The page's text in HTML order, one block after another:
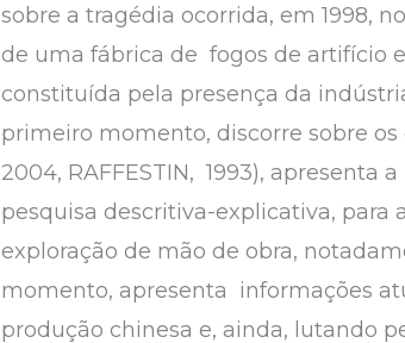
sobre a tragédia ocorrida, em 1998,
de uma fábrica de fogos de artifício
constituída pela presença da
primeiro momento, discorre sobre os
2004, RAFFESTIN, 1993),
pesquisa descritiva-explicativa,
exploração de mão de obra,
momento, apresenta informações
produção chinesa e, ainda, lutando